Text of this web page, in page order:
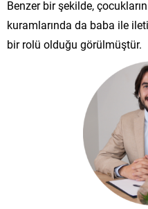
Benzer bir şekilde,
kuramlarında da baba ile
bir rolü olduğu görülmüştür.